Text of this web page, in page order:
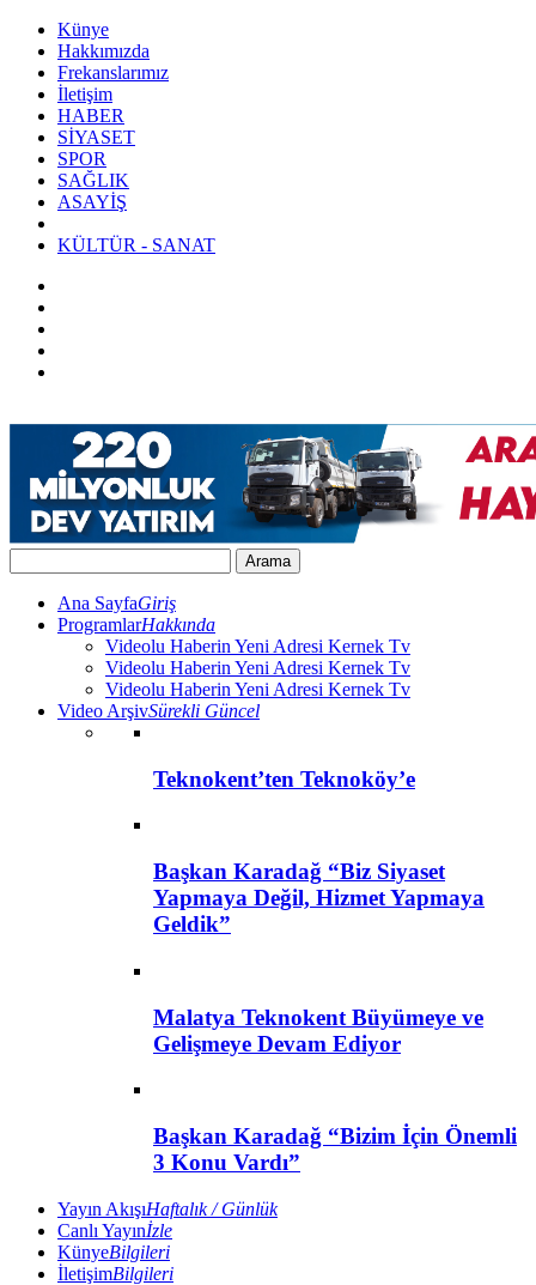
Künye
Hakkımızda
Frekanslarımız
İletişim
HABER
SİYASET
SPOR
SAĞLIK
ASAYİŞ
KÜLTÜR - SANAT
Ana SayfaGiriş
ProgramlarHakkında
Videolu Haberin Yeni Adresi Kernek Tv
Videolu Haberin Yeni Adresi Kernek Tv
Videolu Haberin Yeni Adresi Kernek Tv
Video ArşivSürekli Güncel
Teknokent’ten Teknoköy’e
Başkan Karadağ “Biz Siyaset
Yapmaya Değil, Hizmet Yapmaya
Geldik”
Malatya Teknokent Büyümeye ve
Gelişmeye Devam Ediyor
Başkan Karadağ “Bizim İçin Önemli
3 Konu Vardı”
Yayın AkışıHaftalık / Günlük
Canlı Yayınİzle
KünyeBilgileri
İletişimBilgileri